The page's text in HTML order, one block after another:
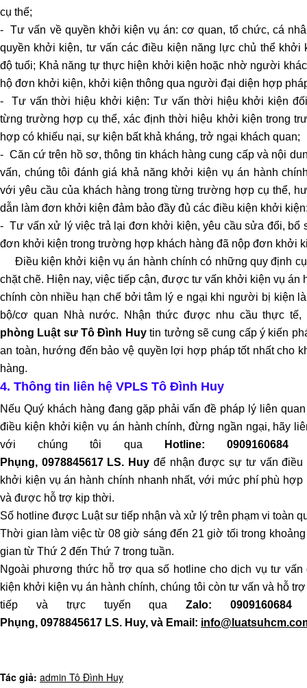
LY
HÔN
TƯ
VẤN
TRANH
CHẤP
TÀI
SẢN
CHUNG
SAU
LY
HÔN
THỎA
THUẬN
PHÂN
CHIA
TÀI
SẢN
TRONG
THỜI
HÔN
NHÂN
LUẬT
SƯ
DÂN
SỰ
TƯ
VẤN
LẬP
DI
CHÚC
DỊCH
VỤ
DI
cụ thể;
- Tư vấn về quyền khởi kiện vụ án: cơ quan, tổ chức, cá
quyền khởi kiện, tư vấn các điều kiện năng lực chủ thể khởi
độ tuổi; Khả năng tự thực hiện khởi kiện hoặc nhờ người
hộ đơn khởi kiện, khởi kiện thông qua người đại diện hợp
- Tư vấn thời hiệu khởi kiện: Tư vấn thời hiệu khởi kiện
từng trường hợp cụ thể, xác định thời hiệu khởi kiện trong
hợp có khiếu nại, sự kiện bất khả kháng, trở ngại khách quan;
- Căn cứ trên hồ sơ, thông tin khách hàng cung cấp và nội
vấn, chúng tôi đánh giá khả năng khởi kiện vụ án hành
với yêu cầu của khách hàng trong từng trường hợp cụ thể,
dẫn làm đơn khởi kiện đảm bảo đầy đủ các điều kiện khởi
- Tư vấn xử lý việc trả lại đơn khởi kiện, yêu cầu sửa đổi, bổ
đơn khởi kiện trong trường hợp khách hàng đã nộp đơn khởi
Điều kiện khởi kiện vụ án hành chính có những quy định
chặt chẽ. Hiện nay, việc tiếp cận, được tư vấn khởi kiện vụ án
chính còn nhiều hạn chế bởi tâm lý e ngại khi người bị kiện
bộ/cơ quan Nhà nước. Nhận thức được nhu cầu thực tế,
phòng Luật sư Tô Đình Huytin tưởng sẽ cung cấp ý kiến
an toàn, hướng đến bảo vệ quyền lợi hợp pháp tốt nhất cho
hàng.
4. Thông tin liên hệ VPLS Tô Đình Huy
Nếu Quý khách hàng đang gặp phải vấn đề pháp lý liên
điều kiện khởi kiện vụ án hành chính, đừng ngần ngại, hãy
với chúng tôi qua
Hotline: 0909160684
Phụng, 0978845617 LS. Huy để nhận được sự tư vấn điều
khởi kiện vụ án hành chính nhanh nhất, với mức phí phù hợp
và được hỗ trợ kịp thời.
Số hotline được Luật sư tiếp nhận và xử lý trên phạm vi toàn
Thời gian làm việc từ 08 giờ sáng đến 21 giờ tối trong
gian từ Thứ 2 đến Thứ 7 trong tuần.
Ngoài phương thức hỗ trợ qua số hotline cho dịch vụ tư vấn
kiện khởi kiện vụ án hành chính, chúng tôi còn tư vấn và hỗ
tiếp và trực tuyến quaZalo: 0909160684
Phụng, 0978845617 LS. Huy, và Email:
Tác giả: admin Tô Đình Huy